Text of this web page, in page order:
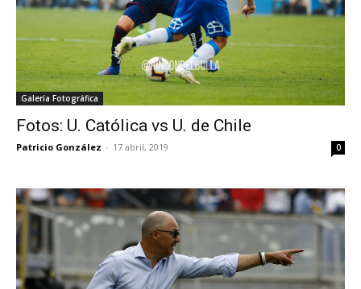
Galería Fotográfica
Fotos: U. Católica vs U. de Chile
Patricio González - 17 abril, 2019 0